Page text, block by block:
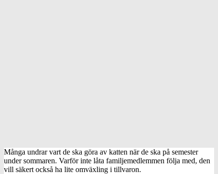
Många undrar vart de ska göra av katten när de ska på semester
under sommaren. Varför inte låta familjemedlemmen följa med, den
vill säkert också ha lite omväxling i tillvaron.